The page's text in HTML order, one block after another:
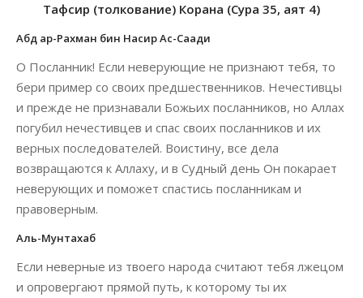
Тафсир (толкование) Корана (Сура 35, аят 4)
Абд ар-Рахман бин Насир Ас-Саади
О Посланник! Если неверующие не признают тебя, то
бери пример со своих предшественников. Нечестивцы
и прежде не признавали Божьих посланников, но Аллах
погубил нечестивцев и спас своих посланников и их
верных последователей. Воистину, все дела
возвращаются к Аллаху, и в Судный день Он покарает
неверующих и поможет спастись посланникам и
правоверным.
Аль-Мунтахаб
Если неверные из твоего народа считают тебя лжецом
и опровергают прямой путь, к которому ты их